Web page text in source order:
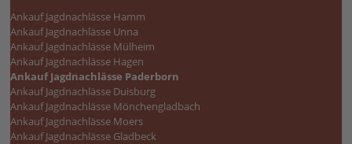
Ankauf Jagdnachlässe Hamm
Ankauf Jagdnachlässe Unna
Ankauf Jagdnachlässe Mülheim
Ankauf Jagdnachlässe Hagen
Ankauf Jagdnachlässe Paderborn
Ankauf Jagdnachlässe Duisburg
Ankauf Jagdnachlässe Mönchengladbach
Ankauf Jagdnachlässe Moers
Ankauf Jagdnachlässe Gladbeck